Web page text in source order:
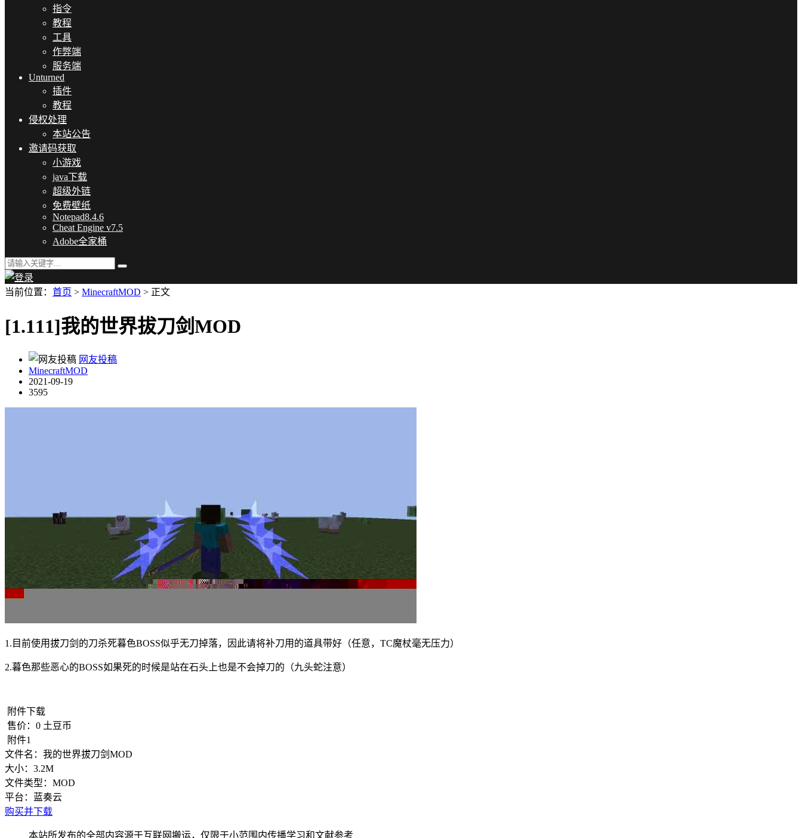
指令
教程
工具
作弊端
服务端
Unturned
插件
教程
侵权处理
本站公告
邀请码获取
小游戏
java下载
超级外链
免费壁纸
Notepad8.4.6
Cheat Engine v7.5
Adobe全家桶
当前位置： 首页 > MinecraftMOD > 正文
[1.111]我的世界拔刀剑MOD
网友投稿
MinecraftMOD
2021-09-19
3595
1.目前使用拔刀剑的刀杀死暮色BOSS似乎无刀掉落，因此请将补刀用的道具带好（任意，TC魔杖毫无压力）
2.暮色那些恶心的BOSS如果死的时候是站在石头上也是不会掉刀的（九头蛇注意）
附件下载
售价： 0 土豆币
附件1
文件名： 我的世界拔刀剑MOD
大小： 3.2M
文件类型： MOD
平台：
蓝奏云
购买并下载
本站所发布的全部内容源于互联网搬运，仅限于小范围内传播学习和文献参考